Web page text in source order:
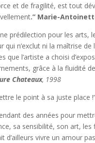
et de fragilité, est tout
.” Marie-
prédilection pour les arts,
qui n’exclut ni la maîtrise
que l’artiste a choisi
grâce à la fluidité
Chateaux, 1998
le point à sa juste place
des années pour
sa sensibilité, son art, les
d’ailleurs vivre un amour